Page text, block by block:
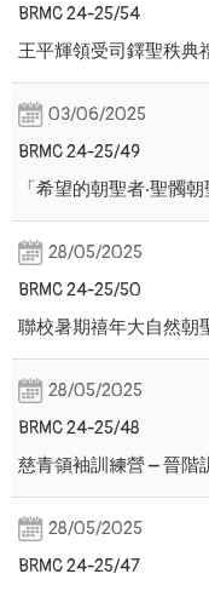
BRMC 24-25/54
王平輝領受司鐸聖秩典
03/06/2025
BRMC 24-25/49
「希望的朝聖者‧聖髑
28/05/2025
BRMC 24-25/50
聯校暑期禧年大自然朝
28/05/2025
BRMC 24-25/48
慈青領袖訓練營 – 晉階
28/05/2025
BRMC 24-25/47